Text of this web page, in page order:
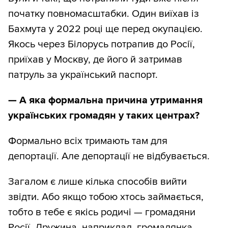
початку повномасштабки. Один виїхав із
Бахмута у 2022 році ще перед окупацією.
Якось через Білорусь потрапив до Росії,
приїхав у Москву, де його й затримав
патруль за український паспорт.
— А яка формальна причина утримання
українських громадян у таких центрах?
Формально всіх тримають там для
депортації. Але депортації не відбувається.
Загалом є лише кілька способів вийти
звідти. Або якщо тобою хтось займається,
тобто в тебе є якісь родичі — громадяни